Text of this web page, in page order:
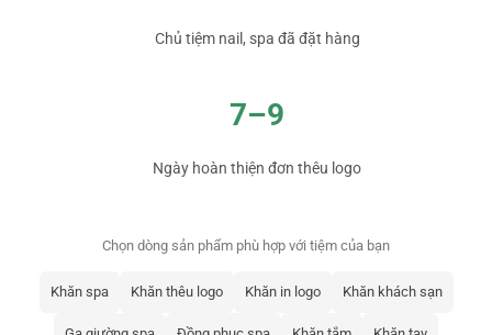
Chủ tiệm nail, spa đã đặt hàng
7–9
Ngày hoàn thiện đơn thêu logo
Chọn dòng sản phẩm phù hợp với tiệm của bạn
Khăn spa Khăn thêu logo Khăn in logo Khăn khách sạn